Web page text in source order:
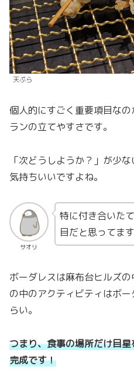
天ぷら
個人的にすごく重要項目な
ランの立てやすさです。
「次どうしようか？」が少
気持ちいいですよね。
サオリ
特に付き合いた
目だと思ってます
ボーダレスは麻布台ヒルズ
の中のアクティビティはボ
らい。
つまり、食事の場所だけ目
完成です！